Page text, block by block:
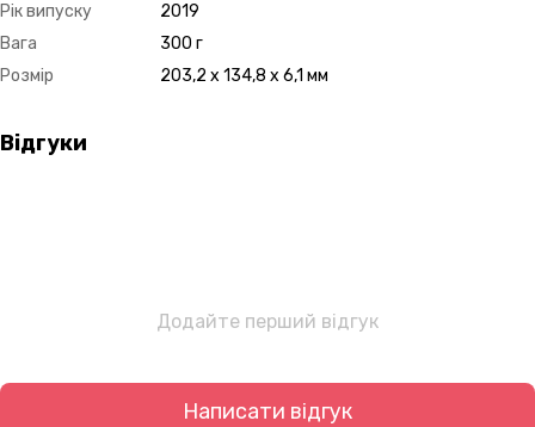
Рік випуску
2019
Вага
300 г
Розмір
203,2 x 134,8 x 6,1 мм
Відгуки
Додайте перший відгук
Написати відгук